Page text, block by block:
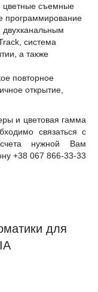
цветные съемные
программирование
система
а также
повторное
открытие,
и цветовая гамма
связаться с
нужной Вам
+38 067 866-33-33
для